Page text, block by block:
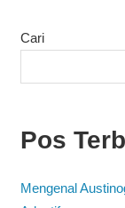
Cari
Pos
Mengenal